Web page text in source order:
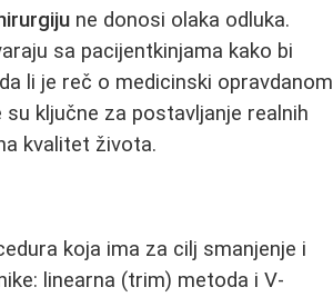
ne donosi olaka odluka.
sa pacijentkinjama kako bi
li je reč o medicinski opravdanom
ključne za postavljanje realnih
kvalitet života.
koja ima za cilj smanjenje i
linearna (trim) metoda i V-